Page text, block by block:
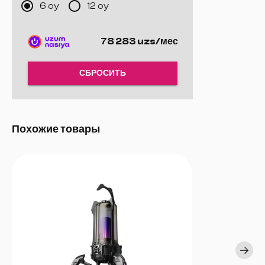
разрыва.
длительного времени.
Прочность:Выдерживает более 250 км движения мыши и
Черный — эстетично и стильно.
6 oy 12 oy
78 283 uzs/мес
СБРОСИТЬ
Похожие товары